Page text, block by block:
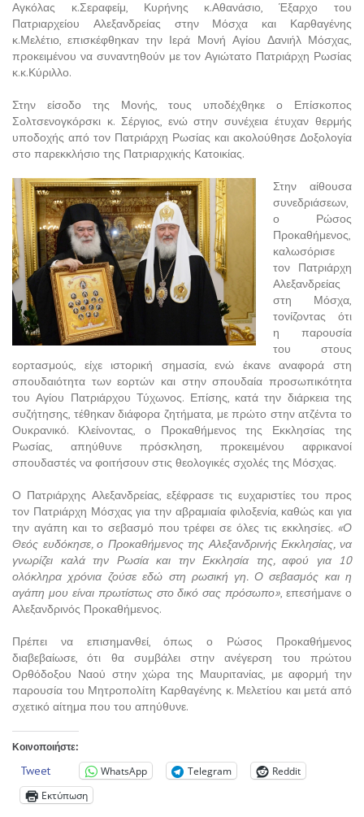
Αγκόλας κ.Σεραφείμ, Κυρήνης κ.Αθανάσιο, Έξαρχο του
Πατριαρχείου Αλεξανδρείας στην Μόσχα και Καρθαγένης
κ.Μελέτιο, επισκέφθηκαν την Ιερά Μονή Αγίου Δανιήλ Μόσχας,
προκειμένου να συναντηθούν με τον Αγιώτατο Πατριάρχη Ρωσίας
κ.κ.Κύριλλο.
Στην είσοδο της Μονής, τους υποδέχθηκε ο Επίσκοπος
Σολτσενογκόρσκι κ. Σέργιος, ενώ στην συνέχεια έτυχαν θερμής
υποδοχής από τον Πατριάρχη Ρωσίας και ακολούθησε Δοξολογία
στο παρεκκλήσιο της Πατριαρχικής Κατοικίας.
Στην αίθουσα
συνεδριάσεων,
ο Ρώσος
Προκαθήμενος,
καλωσόρισε
τον Πατριάρχη
Αλεξανδρείας
στη Μόσχα,
τονίζοντας ότι
η παρουσία
του στους
εορτασμούς, είχε ιστορική σημασία, ενώ έκανε αναφορά στη
σπουδαιότητα των εορτών και στην σπουδαία προσωπικότητα
του Αγίου Πατριάρχου Τύχωνος. Επίσης, κατά την διάρκεια της
συζήτησης, τέθηκαν διάφορα ζητήματα, με πρώτο στην ατζέντα το
Ουκρανικό. Κλείνοντας, ο Προκαθήμενος της Εκκλησίας της
Ρωσίας, απηύθυνε πρόσκληση, προκειμένου αφρικανοί
σπουδαστές να φοιτήσουν στις θεολογικές σχολές της Μόσχας.
Ο Πατριάρχης Αλεξανδρείας, εξέφρασε τις ευχαριστίες του προς
τον Πατριάρχη Μόσχας για την αβραμιαία φιλοξενία, καθώς και για
την αγάπη και το σεβασμό που τρέφει σε όλες τις εκκλησίες. «Ο
Θεός ευδόκησε, ο Προκαθήμενος της Αλεξανδρινής Εκκλησίας, να
γνωρίζει καλά την Ρωσία και την Εκκλησία της, αφού για 10
ολόκληρα χρόνια ζούσε εδώ στη ρωσική γη. Ο σεβασμός και η
αγάπη μου είναι πρωτίστως στο δικό σας πρόσωπο», επεσήμανε ο
Αλεξανδρινός Προκαθήμενος.
Πρέπει να επισημανθεί, όπως ο Ρώσος Προκαθήμενος
διαβεβαίωσε, ότι θα συμβάλει στην ανέγερση του πρώτου
Ορθόδοξου Ναού στην χώρα της Μαυριτανίας, με αφορμή την
παρουσία του Μητροπολίτη Καρθαγένης κ. Μελετίου και μετά από
σχετικό αίτημα που του απηύθυνε.
Κοινοποιήστε:
Tweet WhatsApp Telegram
Reddit
Εκτύπωση